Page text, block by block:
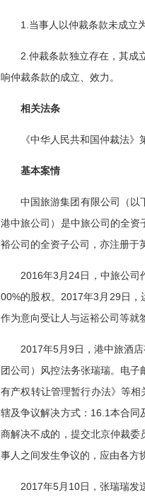
1.当事人以仲裁条款未成立
2.仲裁条款独立存在，其成
响仲裁条款的成立、效力。
相关法条
《中华人民共和国仲裁法
基本案情
中国旅游集团有限公司（以
港中旅公司）是中旅公司的全
裕公司的全资子公司，亦注册于
2016年3月24日，中旅公司
00%的股权。2017年3月29日，
作为意向受让人与运裕公司等就
2017年5月9日，港中旅酒
团公司）风控法务张瑞瑞。电
有产权转让管理暂行办法》等
辖及争议解决方式：16.1本合同
商解决不成的，提交北京仲裁委
事人之间发生争议的，应由各方
2017年5月10日，张瑞瑞发